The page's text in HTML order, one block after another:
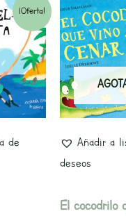
¡Oferta!
de
El
precio
actual
es:
14,25€.
Añadir a
deseos
El cocodrilo
El